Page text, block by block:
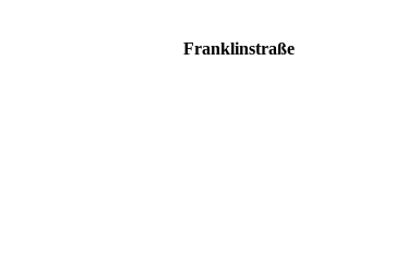
Franklinstraße